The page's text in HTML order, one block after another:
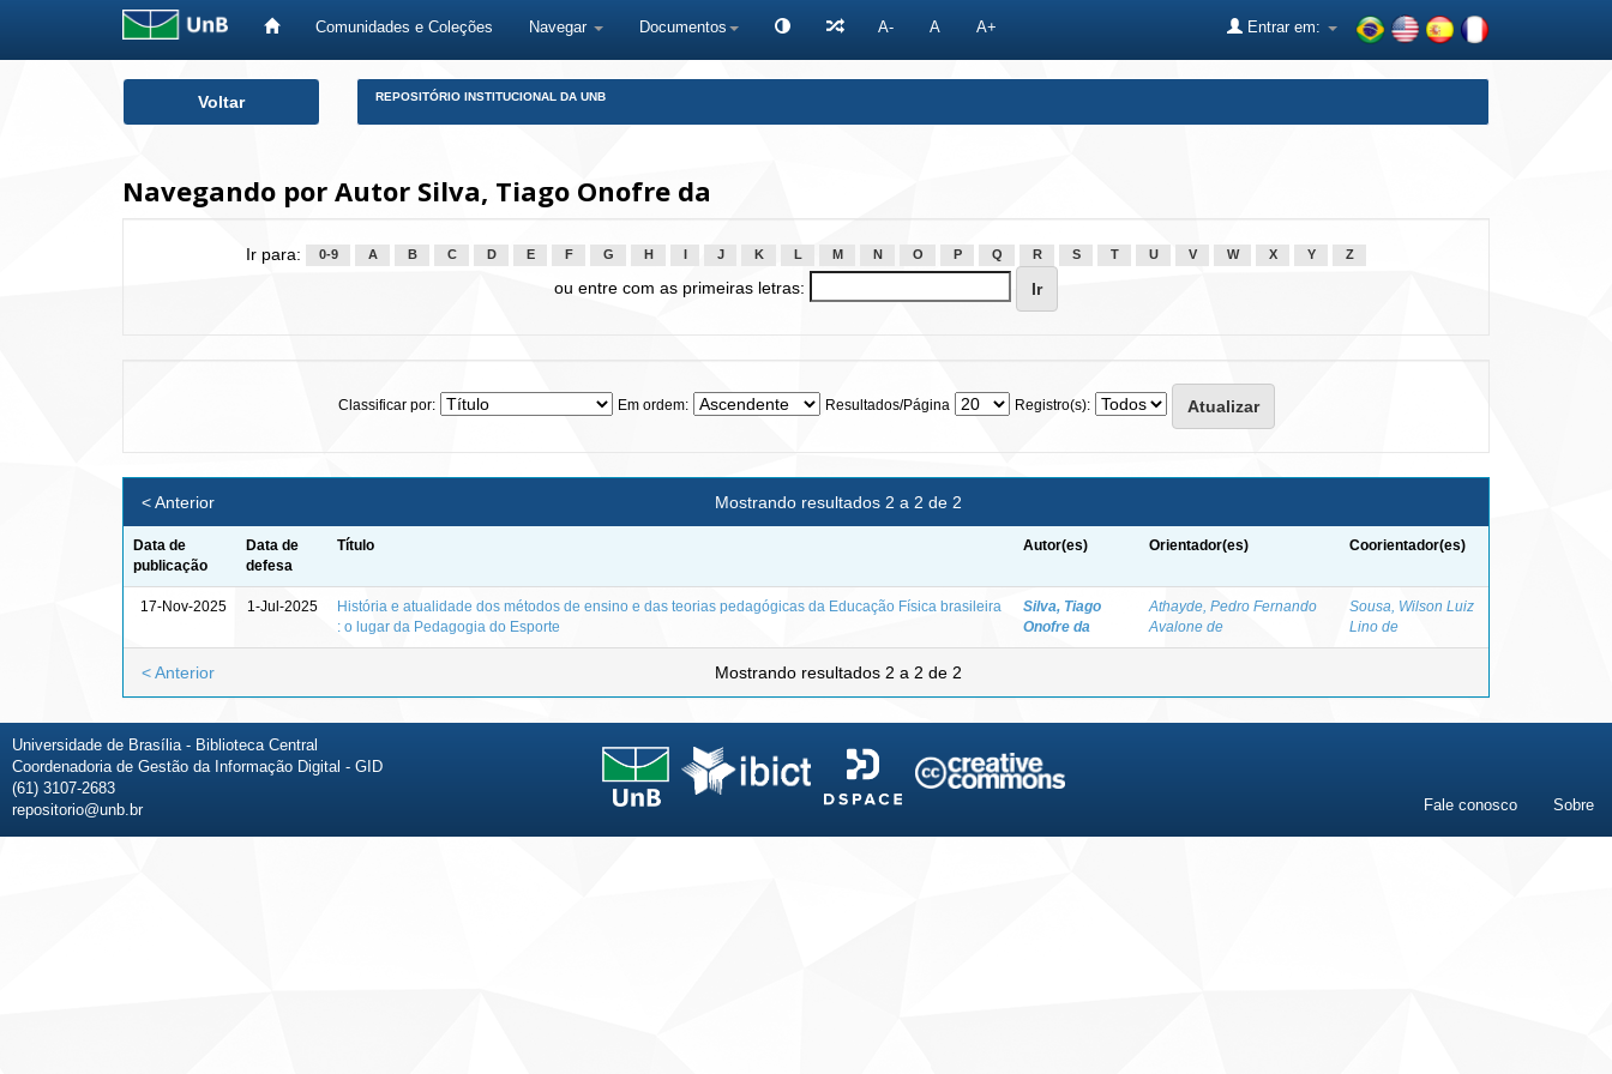
Comunidades e Coleções Navegar Documentos A- A A+ Entrar em:
Voltar REPOSITÓRIO INSTITUCIONAL DA UNB
Navegando por Autor Silva, Tiago Onofre da
Ir para: 0-9 A B C D E F G H J K L M N O P Q R S T U V W X Y Z
ou entre com as primeiras letras:
Classificar por: Em ordem: Resultados/Página Registro(s):
Mostrando resultados 2 a 2 de 2
< Anterior
Data de
publicação
Data de
defesa
Título Autor(es) Orientador(es) Coorientador(es)
17-Nov-2025 1-Jul-2025
História e atualidade dos métodos de ensino e das teorias pedagógicas da Educação Física brasileira
: o lugar da Pedagogia do Esporte
Silva, Tiago
Onofre da
Athayde, Pedro Fernando
Avalone de
Sousa, Wilson Luiz
Lino de
Mostrando resultados 2 a 2 de 2
< Anterior
Universidade de Brasília - Biblioteca Central
Coordenadoria de Gestão da Informação Digital - GID
(61) 3107-2683
repositorio@unb.br
Fale conosco Sobre